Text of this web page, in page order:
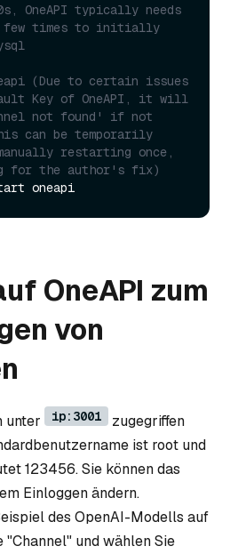
OneAPI typically needs
times to initially
(Due to certain issues
Key of OneAPI, it will
not found' if not
can be temporarily
restarting once,
for the author's fix)
OneAPI zum
von
unter ip:3001
zugegriffen
ist root und
123456. Sie können das
Einloggen ändern.
des OpenAI-Modells auf
und wählen Sie